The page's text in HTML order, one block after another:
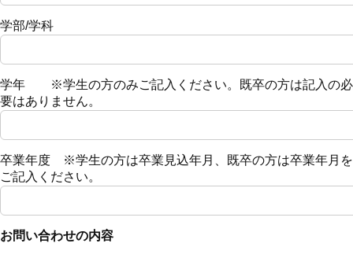
学部/学科
学年 ※学生の方のみご記入ください。既卒の方は記入の必
要はありません。
卒業年度 ※学生の方は卒業見込年月、既卒の方は卒業年月を
ご記入ください。
お問い合わせの内容